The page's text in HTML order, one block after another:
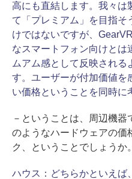
高にも直結します。我々は
て「プレミアム」を目指そ
けではないですが、
なスマートフォン向けとは
ムアム感として反映される
す。ユーザーが付加価値を
い価格ということを同時に
－ということは、周辺機
のようなハードウェアの価
ク、ということでしょうか。
ハウス： どちらかといえば